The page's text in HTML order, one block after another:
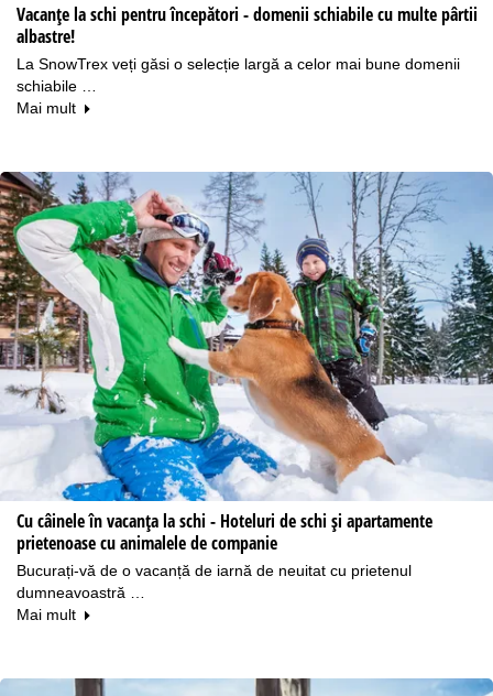
Vacanțe la schi pentru începători - domenii schiabile cu multe pârtii
albastre!
La SnowTrex veți găsi o selecție largă a celor mai bune domenii
schiabile …
Mai mult
Cu câinele în vacanţa la schi - Hoteluri de schi și apartamente
prietenoase cu animalele de companie
Bucurați-vă de o vacanță de iarnă de neuitat cu prietenul
dumneavoastră …
Mai mult